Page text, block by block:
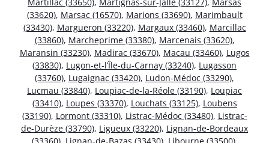
(33620), Marsac (16570), Marions (33690), Marimbault
(33430), Margueron (33220), Margaux (33460), Marcillac
(33860), Marcheprime (33380), Marcenais (33620),
Maransin (33230), Madirac (33670), Macau (33460), Lugos
(33830), Lugon-et-l’Île-du-Carnay (33240), Lugasson
(33760), Lugaignac (33420), Ludon-Médoc (33290),
Lucmau (33840), Loupiac-de-la-Réole (33190), Loupiac
(33410), Loupes (33370), Louchats (33125), Loubens
(33190), Lormont (33310), Listrac-Médoc (33480), Listrac-
de-Durèze (33790), Ligueux (33220), Lignan-de-Bordeaux